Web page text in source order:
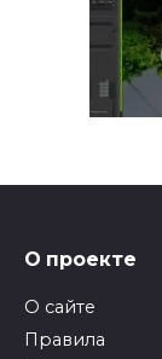
О проекте
О сайте
Правила